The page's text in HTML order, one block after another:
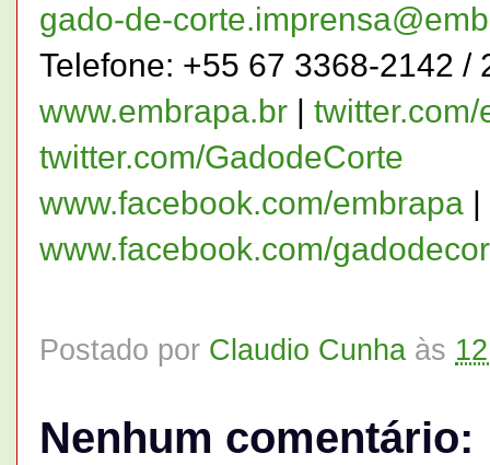
gado-de-
Telefone: +55 67 3368-2142 /
www.embrapa.br
twitter.com/GadodeCorte
www.facebook.com/embrapa
www.facebook.com/
Postado por Claudio Cunha às
Nenhum comentário: